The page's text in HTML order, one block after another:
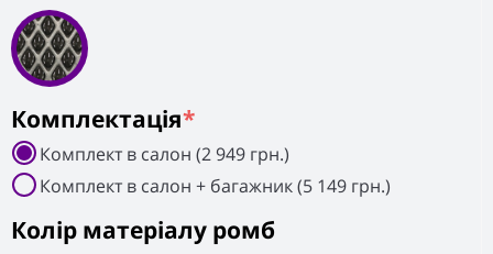
Колiр матеріалу ромб
Комплектація*
Комплект в салон (2 949 грн.)
Комплект в салон + багажник (5 149 грн.)